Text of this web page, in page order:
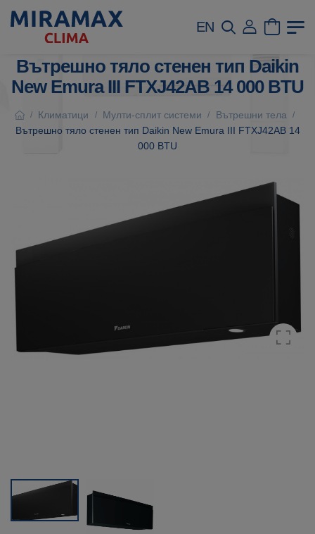
EN
Вътрешно тяло стенен тип Daikin
New Emura III FTXJ42AB 14 000 BTU
/ Климатици / Мулти-сплит системи / Вътрешни тела /
Вътрешно тяло стенен тип Daikin New Emura III FTXJ42AB 14
000 BTU